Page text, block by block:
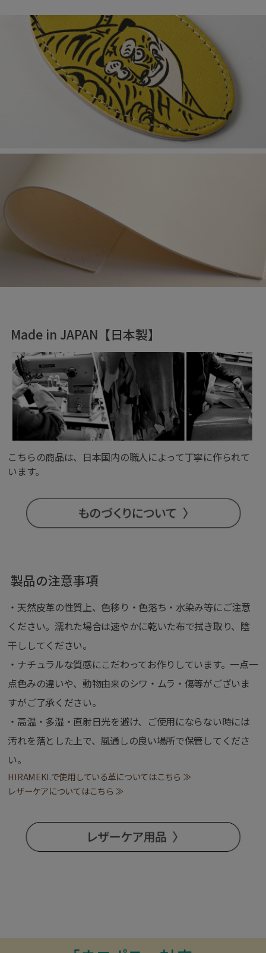
Made in JAPAN【日本製】
こちらの商品は、日本国内の職人によって丁寧に作られて
います。
製品の注意事項
・天然皮革の性質上、色移り・色落ち・水染み等にご注意
ください。濡れた場合は速やかに乾いた布で拭き取り、陰
干ししてください。
・ナチュラルな質感にこだわってお作りしています。一点一
点色みの違いや、動物由来のシワ・ムラ・傷等がございま
すがご了承ください。
・高温・多湿・直射日光を避け、ご使用にならない時には
汚れを落とした上で、風通しの良い場所で保管してくださ
い。
HIRAMEKI.で使用している革についてはこちら ≫
レザーケアについてはこちら ≫